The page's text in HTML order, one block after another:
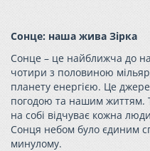
Сонце: наша жива Зірка
Сонце – це найближча до
чотири з половиною
планету енергією. Це
погодою та нашим життям.
на собі відчуває кожна
Сонця небом було єдиним
минулому.